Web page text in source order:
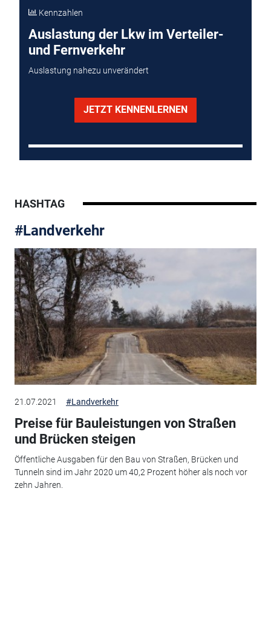
Kennzahlen
Auslastung der Lkw im Verteiler-
und Fernverkehr
Auslastung nahezu unverändert
JETZT KENNENLERNEN
HASHTAG
#Landverkehr
21.07.2021 #Landverkehr
Preise für Bauleistungen von Straßen
und Brücken steigen
Öffentliche Ausgaben für den Bau von Straßen, Brücken und
Tunneln sind im Jahr 2020 um 40,2 Prozent höher als noch vor
zehn Jahren.